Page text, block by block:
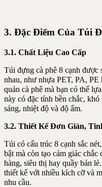
3. Đặc Điểm Của Túi
3.1. Chất Liệu Cao Cấp
Túi đựng cà phê 8 cạnh được
nhau, như nhựa PET, PA, PE
quản cà phê mà bạn có thể
này có đặc tính bền chắc,
sáng, nhiệt độ và độ ẩm.
3.2. Thiết Kế Đơn Giản,
Túi có cấu trúc 8 cạnh sắc
bật mà còn tạo cảm giác
hàng, siêu thị hay quầy bán
thiết kế với nhiều kích cỡ và
nhu cầu.